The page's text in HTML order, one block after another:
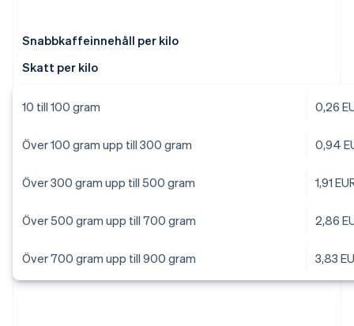
Snabbkaffeinnehåll per kilo
Skatt per kilo
10 till 100 gram 0,26
Över 100 gram upp till 300 gram 0,94
Över 300 gram upp till 500 gram 1,91
Över 500 gram upp till 700 gram 2,86
Över 700 gram upp till 900 gram 3,83